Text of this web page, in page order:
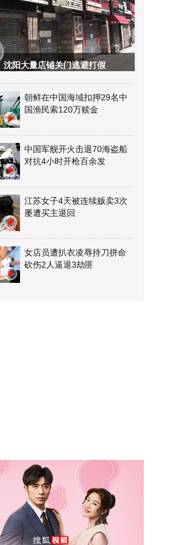
沈阳大量店铺关门逃避打假
朝鲜在中国海域扣押29名中
国渔民索120万赎金
中国军舰开火击退70海盗船
对抗4小时开枪百余发
江苏女子4天被连续贩卖3次
屡遭买主退回
女店员遭扒衣凌辱持刀拼命
砍伤2人逼退3劫匪